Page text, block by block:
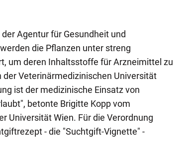
Agentur für Gesundheit und
die Pflanzen unter streng
um deren Inhaltsstoffe für Arzneimittel zu
der Veterinärmedizinischen Universität
ist der medizinische Einsatz von
betonte Brigitte Kopp vom
Universität Wien. Für die Verordnung
- die "Suchtgift-Vignette" -